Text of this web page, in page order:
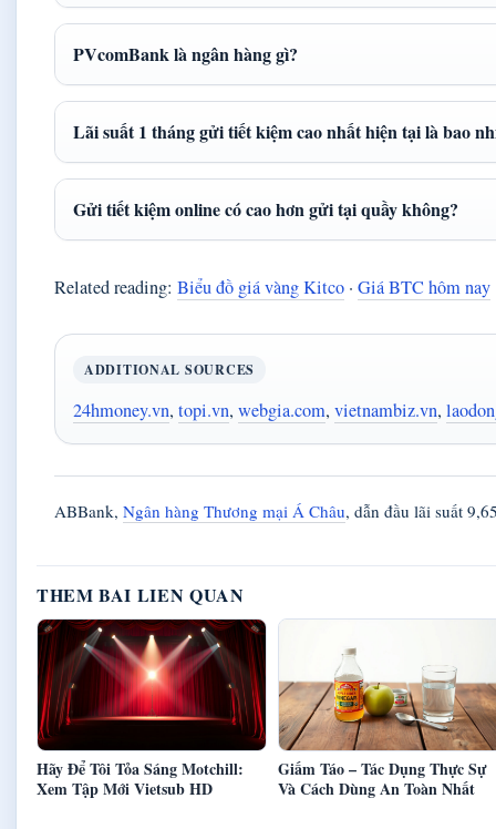
PVcomBank là ngân hàng gì?
Lãi suất 1 tháng gửi tiết kiệm cao nhất hiện tại là bao
Gửi tiết kiệm online có cao hơn gửi tại quầy không?
Related reading: Biểu đồ giá vàng Kitco · Giá BTC hôm nay
ADDITIONAL SOURCES
24hmoney.vn, topi.vn, webgia.com, vietnambiz.vn,
ABBank, Ngân hàng Thương mại Á Châu, dẫn đầu lãi suất
THEM BAI LIEN QUAN
Hãy Để Tôi Tỏa Sáng Motchill:
Xem Tập Mới Vietsub HD
Giấm Táo – Tác Dụng Thực Sự
Và Cách Dùng An Toàn Nhất